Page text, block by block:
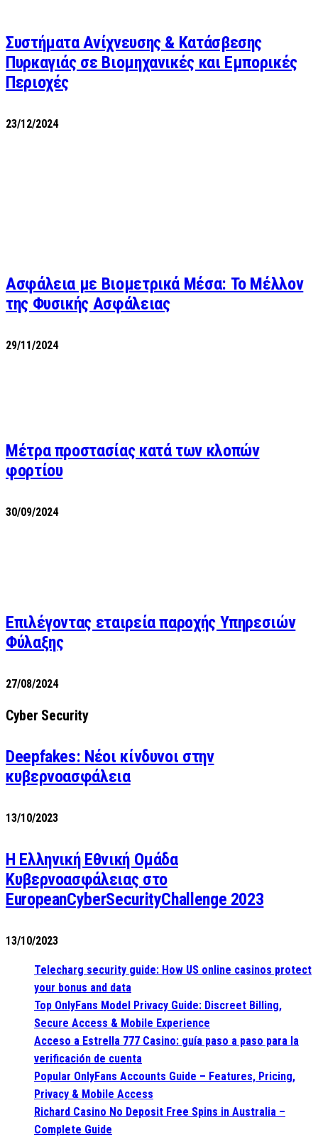
Συστήματα Ανίχνευσης & Κατάσβεσης
Πυρκαγιάς σε Βιομηχανικές και Εμπορικές
Περιοχές
23/12/2024
Ασφάλεια με Βιομετρικά Μέσα: Το Μέλλον
της Φυσικής Ασφάλειας
29/11/2024
Μέτρα προστασίας κατά των κλοπών
φορτίου
30/09/2024
Επιλέγοντας εταιρεία παροχής Υπηρεσιών
Φύλαξης
27/08/2024
Cyber Security
Deepfakes: Νέοι κίνδυνοι στην
κυβερνοασφάλεια
13/10/2023
Η Ελληνική Εθνική Ομάδα
Κυβερνοασφάλειας στο
EuropeanCyberSecurityChallenge 2023
13/10/2023
Telecharg security guide: How US online casinos protect
your bonus and data
Top OnlyFans Model Privacy Guide: Discreet Billing,
Secure Access & Mobile Experience
Acceso a Estrella 777 Casino: guía paso a paso para la
verificación de cuenta
Popular OnlyFans Accounts Guide – Features, Pricing,
Privacy & Mobile Access
Richard Casino No Deposit Free Spins in Australia –
Complete Guide